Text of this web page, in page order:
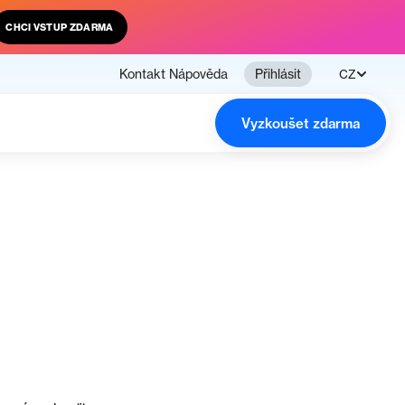
CHCI VSTUP ZDARMA
Kontakt Nápověda Přihlásit CZ
Vyzkoušet zdarma